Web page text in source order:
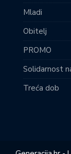
Mladi
Obitelj
PROMO
Solidarnost
Treća dob